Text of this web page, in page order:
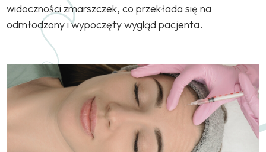
widoczności zmarszczek, co przekłada się na
odmłodzony i wypoczęty wygląd pacjenta.